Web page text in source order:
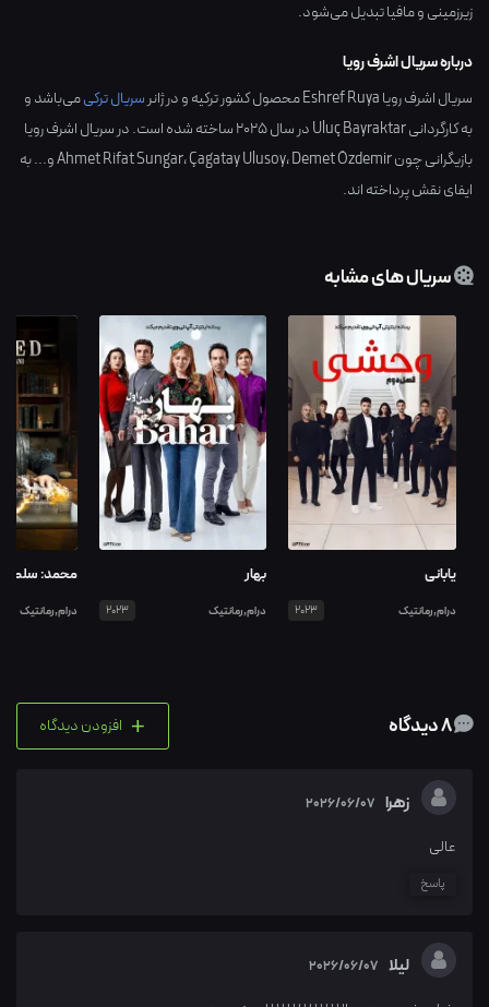
زیرزمینی و مافیا تبدیل می‌شود.
درباره سریال اشرف رویا
سریال اشرف رویا Eshref Ruya محصول کشور ترکیهو در ژانرسریال ترکیمی‌باشد و
به کارگردانیUluç Bayraktarدر سال2025ساخته شده است. در سریال اشرف رویا
بازیگرانی چون
Ahmet Rifat Sungar،Çagatay Ulusoy،Demet Özdemir
و... به
ایفای نقش پرداخته اند.
سریال های مشابه
یابانی
درام,رمانتیک 2023
بهار
درام,رمانتیک 2023
محمد:
درام,رمانتیک
+ افزودن دیدگاه
زهرا 2026/06/07
عالی
پاسخ
لیلا 2026/06/07